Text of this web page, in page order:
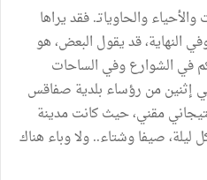
والحاوياتـ. فقد يراها
النهاية، قد يقول البعض، هو
في الشوارع وفي الساحات
إثنين من رؤساء بلدية صفاقس
مقني، حيث كانت مدينة
صيفا وشتاء.. ولا وباء هناك